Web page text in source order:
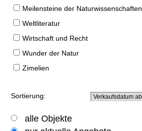
Meilensteine der Naturwissenschaften
Weltliteratur
Wirtschaft und Recht
Wunder der Natur
Zimelien
Sortierung:
alle Objekte